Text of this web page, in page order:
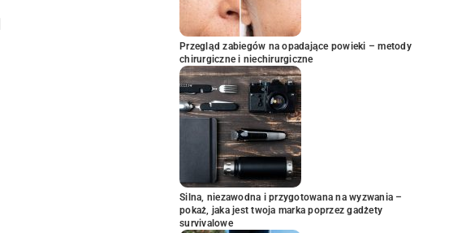
Przegląd zabiegów na opadające powieki – metody
chirurgiczne i niechirurgiczne
Silna, niezawodna i przygotowana na wyzwania –
pokaż, jaka jest twoja marka poprzez gadżety
survivalowe